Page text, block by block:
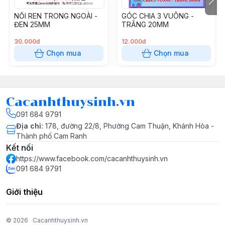
Chống rò rỉ tuyệt đối:Kết nối dán keo trực tiếp với ống
nước tại khớp nối.
📐 Thông Số Kỹ Thuật
Kích thước (Đường kính trong):
Phi 20:Dùng cho ống PVC 20mm.
Phi 25:Dùng cho ống PVC 25mm.
Phi 32:
Chất liệu: Nhựa UPVC/PVC cao cấp, an toàn cho cá và
Màu sắc:
NỐI REN TRONG NGOÀI -
ĐEN 25MM
30.000đ
Chọn mua
GÓC CHIA 3 VUÔNG -
TRẮNG 20MM
12.000đ
Chọn mua
Cacanhthuysinh.vn
091 684 9791
Địa chỉ: 178, đường 22/8, Phường Cam Thuận, Khánh Hòa -
Thành phố Cam Ranh
Kết nối
https://www.facebook.com/cacanhthuysinh.vn
091 684 9791
Giới thiệu
© 2026 Cacanhthuysinh.vn